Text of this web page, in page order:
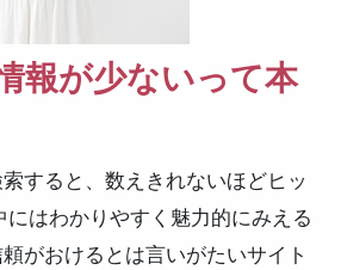
報が少ないって本
すると、数えきれないほどヒッ
にはわかりやすく魅力的にみえる
がおけるとは言いがたいサイト